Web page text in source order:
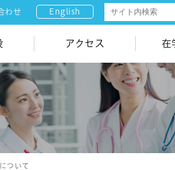
わせ English
アクセス 在
ついて